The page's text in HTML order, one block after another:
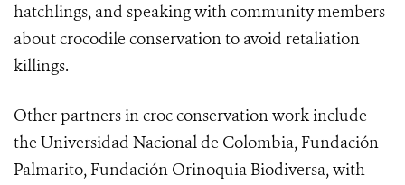
hatchlings, and speaking with community members
about crocodile conservation to avoid retaliation
killings.
Other partners in croc conservation work include
the Universidad Nacional de Colombia, Fundación
Palmarito, Fundación Orinoquia Biodiversa, with